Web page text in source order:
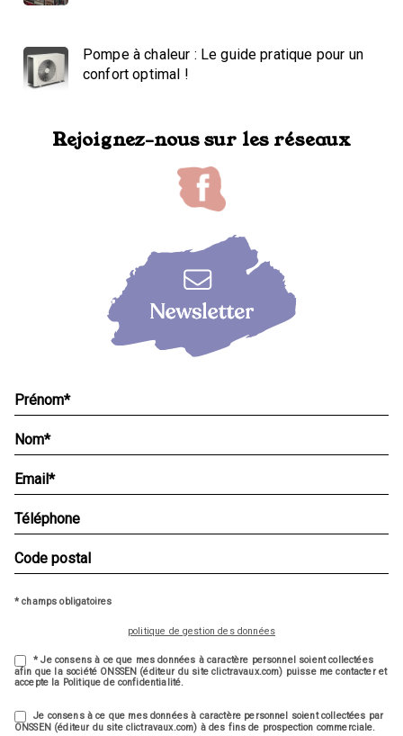
Pompe à chaleur : Le guide pratique pour un
confort optimal !
Rejoignez-nous sur les réseaux
* champs obligatoires
politique de gestion des données
* Je consens à ce que mes données à caractère personnel soient collectées
afin que la société ONSSEN (éditeur du site clictravaux.com) puisse me contacter et
accepte la Politique de confidentialité.
Je consens à ce que mes données à caractère personnel soient collectées par
ONSSEN (éditeur du site clictravaux.com) à des fins de prospection commerciale.